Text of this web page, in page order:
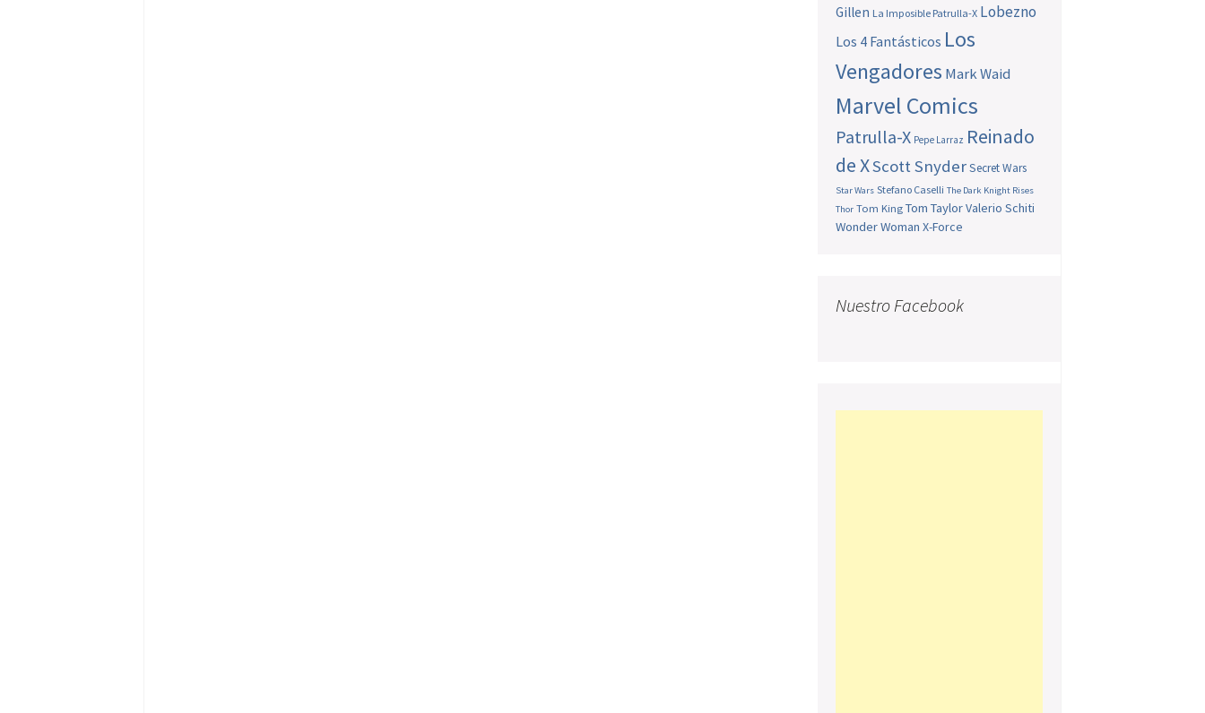
Gillen La Imposible Patrulla-X Lobezno
Los 4 Fantásticos Los
Vengadores Mark Waid
Marvel Comics
Patrulla-X Pepe Larraz Reinado
de XScott SnyderSecret Wars
Star Wars Stefano Caselli The Dark Knight Rises
Thor Tom King Tom TaylorValerio Schiti
Wonder Woman X-Force
Nuestro Facebook